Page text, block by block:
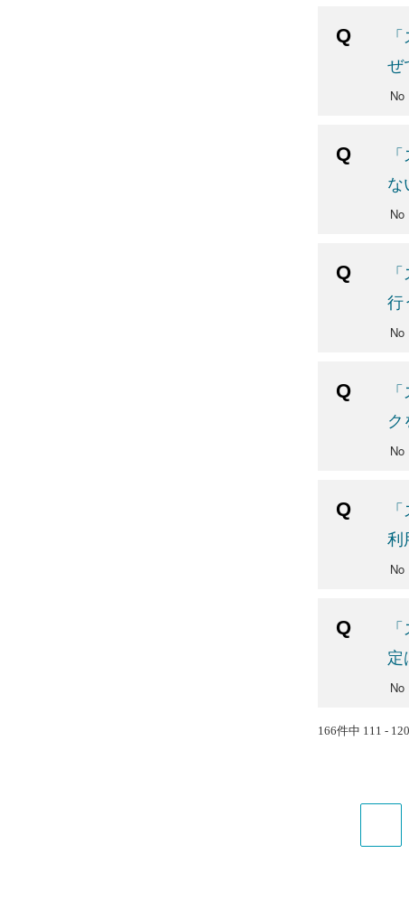
ぜ
No
な
No
行
No
No
利
No
定
No
166件中 111 -